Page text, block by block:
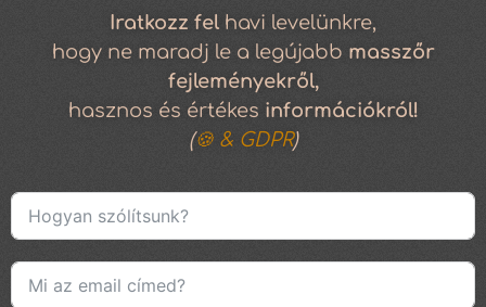
Iratkozz fel havi levelünkre,
hogy ne maradj le a legújabb masszőr
fejleményekről,
hasznos és értékes információkról!
(🍪 & GDPR)